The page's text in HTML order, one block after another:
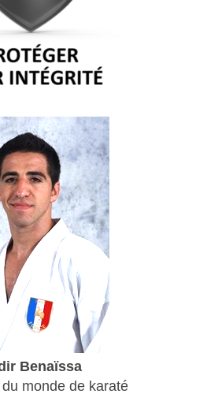
Benaïssa
monde de karaté